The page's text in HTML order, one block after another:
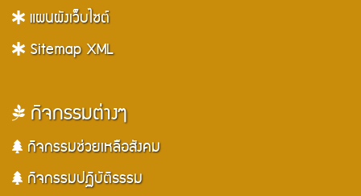
แผนผังเว็บไซต์
Sitemap XML
กิจกรรมต่างๆ
กิจกรรมช่วยเหลือสังคม
กิจกรรมปฏิบัติธรรม